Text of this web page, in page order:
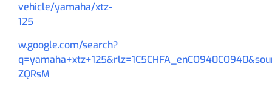
vehicle/yamaha/xtz-
125
w.google.com/search?
ZQRsM